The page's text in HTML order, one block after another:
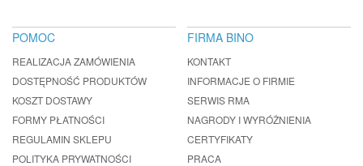
POMOC
REALIZACJA ZAMÓWIENIA
DOSTĘPNOŚĆ PRODUKTÓW
KOSZT DOSTAWY
FORMY PŁATNOŚCI
REGULAMIN SKLEPU
POLITYKA PRYWATNOŚCI
FIRMA BINO
KONTAKT
INFORMACJE O FIRMIE
SERWIS RMA
NAGRODY I WYRÓŻNIENIA
CERTYFIKATY
PRACA